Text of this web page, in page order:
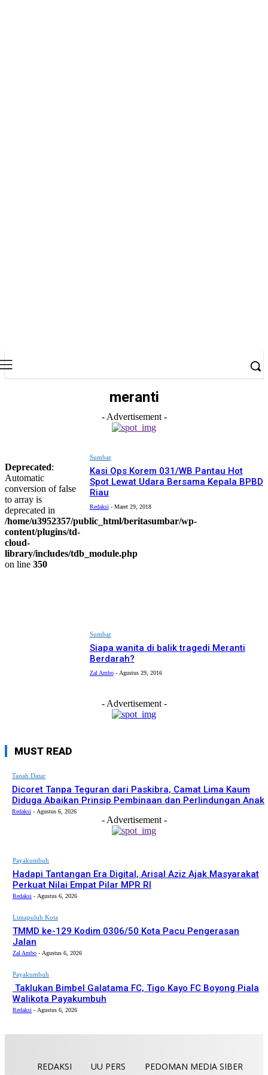
meranti
- Advertisement -
Deprecated:
Automatic
conversion of false
to array is
deprecated in
/home/u3952357/public_html/beritasumbar/wp-
content/plugins/td-
cloud-
library/includes/tdb_module.php
on line 350
Sumbar
Kasi Ops Korem 031/WB Pantau Hot
Spot Lewat Udara Bersama Kepala BPBD
Riau
Redaksi - Maret 29, 2018
Sumbar
Siapa wanita di balik tragedi Meranti
Berdarah?
Zal Ambo - Agustus 29, 2016
- Advertisement -
MUST READ
Tanah Datar
Dicoret Tanpa Teguran dari Paskibra, Camat Lima Kaum
Diduga Abaikan Prinsip Pembinaan dan Perlindungan Anak
Redaksi - Agustus 6, 2026
- Advertisement -
Payakumbuh
Hadapi Tantangan Era Digital, Arisal Aziz Ajak Masyarakat
Perkuat Nilai Empat Pilar MPR RI
Redaksi - Agustus 6, 2026
Limapuluh Kota
TMMD ke-129 Kodim 0306/50 Kota Pacu Pengerasan
Jalan
Zal Ambo - Agustus 6, 2026
Payakumbuh
Taklukan Bimbel Galatama FC, Tigo Kayo FC Boyong Piala
Walikota Payakumbuh
Redaksi - Agustus 6, 2026
REDAKSI UU PERS PEDOMAN MEDIA SIBER